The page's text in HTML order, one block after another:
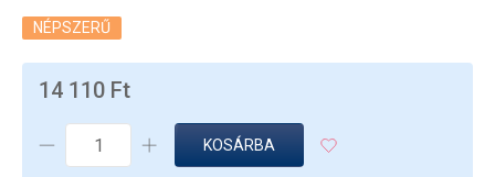
NÉPSZERŰ
14 110 Ft
KOSÁRBA